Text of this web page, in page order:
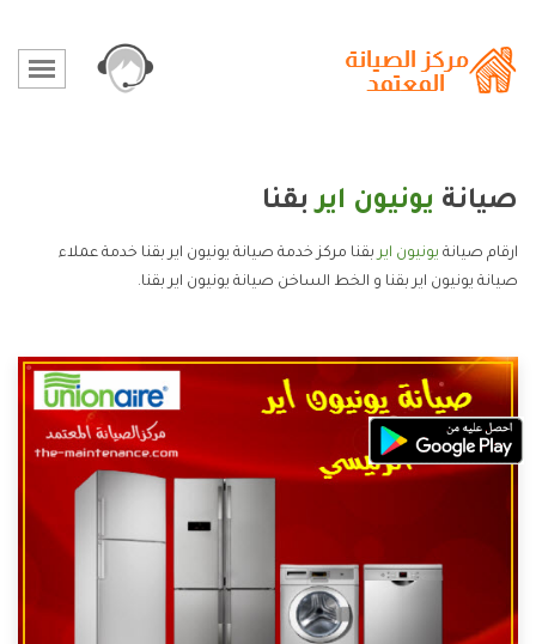
صيانة يونيون ايربقنا
ارقام صيانة يونيون ايربقنا مركز خدمة صيانة يونيون اير بقنا خدمة عملاء
صيانة يونيون اير بقنا و الخط الساخن صيانة يونيون اير بقنا.